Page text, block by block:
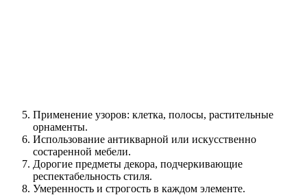
Применение узоров: клетка, полосы, растительные
орнаменты.
Использование антикварной или искусственно
состаренной мебели.
Дорогие предметы декора, подчеркивающие
респектабельность стиля.
Умеренность и строгость в каждом элементе.